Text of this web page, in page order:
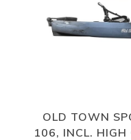
OLD TOWN
106, INCL. HIGH